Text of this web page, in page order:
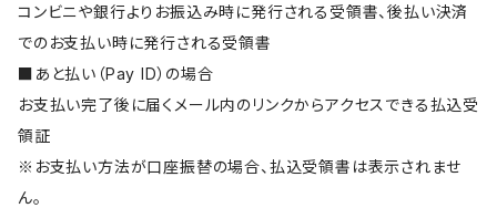
コンビニや銀行よりお振込み時に発行される受領書、後払い決済
でのお支払い時に発行される受領書
■あと払い（Pay ID）の場合
お支払い完了後に届くメール内のリンクからアクセスできる払込受
領証
※お支払い方法が口座振替の場合、払込受領書は表示されませ
ん。